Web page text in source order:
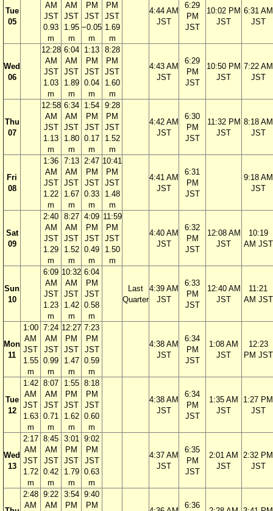
Tue
05
AM
JST
0.93
m
AM
JST
1.95
m
PM
JST
−0.05
m
PM
JST
1.69
m
4:44 AM
JST
6:29
PM
JST
10:02 PM
JST
6:31 AM
JST
Wed
06
12:28
AM
JST
1.03
m
6:04
AM
JST
1.89
m
1:13
PM
JST
0.04
m
8:28
PM
JST
1.60
m
4:43 AM
JST
6:29
PM
JST
10:50 PM
JST
7:22 AM
JST
Thu
07
12:58
AM
JST
1.13
m
6:34
AM
JST
1.80
m
1:54
PM
JST
0.17
m
9:28
PM
JST
1.52
m
4:42 AM
JST
6:30
PM
JST
11:32 PM
JST
8:18 AM
JST
Fri
08
1:36
AM
JST
1.22
m
7:13
AM
JST
1.67
m
2:47
PM
JST
0.33
m
10:41
PM
JST
1.48
m
4:41 AM
JST
6:31
PM
JST
9:18 AM
JST
Sat
09
2:40
AM
JST
1.29
m
8:27
AM
JST
1.52
m
4:09
PM
JST
0.49
m
11:59
PM
JST
1.50
m
4:40 AM
JST
6:32
PM
JST
12:08 AM
JST
10:19
AM JST
Sun
10
6:09
AM
JST
1.23
m
10:32
AM
JST
1.42
m
6:04
PM
JST
0.58
m
Last
Quarter
4:39 AM
JST
6:33
PM
JST
12:40 AM
JST
11:21
AM JST
Mon
11
1:00
AM
JST
1.55
m
7:24
AM
JST
0.99
m
12:27
PM
JST
1.47
m
7:23
PM
JST
0.59
m
4:38 AM
JST
6:34
PM
JST
1:08 AM
JST
12:23
PM JST
Tue
12
1:42
AM
JST
1.63
m
8:07
AM
JST
0.71
m
1:55
PM
JST
1.62
m
8:18
PM
JST
0.60
m
4:38 AM
JST
6:34
PM
JST
1:35 AM
JST
1:27 PM
JST
Wed
13
2:17
AM
JST
1.72
m
8:45
AM
JST
0.42
m
3:01
PM
JST
1.79
m
9:02
PM
JST
0.63
m
4:37 AM
JST
6:35
PM
JST
2:01 AM
JST
2:32 PM
JST
2:48
AM
9:22
AM
3:54
PM
9:40
PM
6:36